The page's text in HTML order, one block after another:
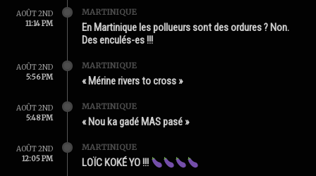
AOÛT 2ND
11:14 PM
MARTINIQUE
En Martinique les pollueurs sont des ordures ? Non.
Des enculés-es !!!
AOÛT 2ND
5:56 PM
MARTINIQUE
« Mérine rivers to cross »
AOÛT 2ND
5:48 PM
MARTINIQUE
« Nou ka gadé MAS pasé »
AOÛT 2ND
12:05 PM
MARTINIQUE
LOÏC KOKÉ YO !!!